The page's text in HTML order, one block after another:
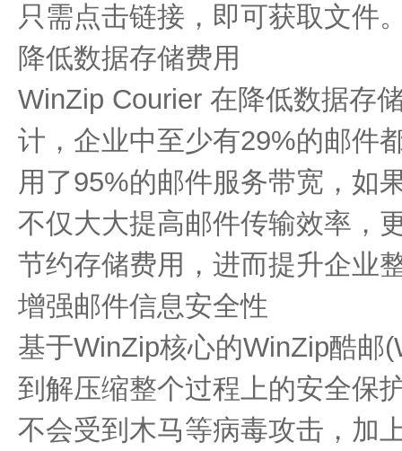
只需点击链接，即可获取文件
降低数据存储费用
WinZip Courier 在降低数据存
计，企业中至少有29%的邮件
用了95%的邮件服务带宽，如
不仅大大提高邮件传输效率，
节约存储费用，进而提升企业
增强邮件信息安全性
基于WinZip核心的WinZip酷邮
到解压缩整个过程上的安全保
不会受到木马等病毒攻击，加